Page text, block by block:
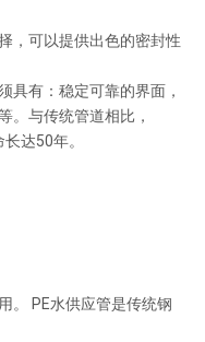
，可以提供出色的密封性
具有：稳定可靠的界面，
。与传统管道相比，
达50年。
。 PE水供应管是传统钢